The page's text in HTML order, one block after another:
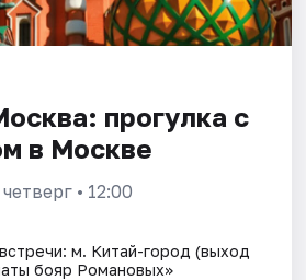
прогулка с
в Москве
четверг • 12:00
м. Китай-город (выход
бояр Романовых»